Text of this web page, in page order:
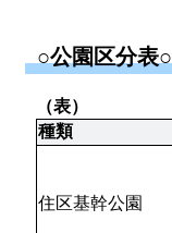
○公園区分表○
（表）
種類
住区基幹公園